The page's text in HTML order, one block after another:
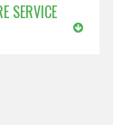
SERVICE